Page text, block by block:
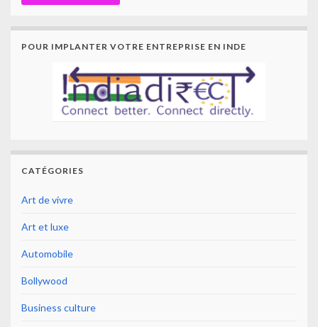
POUR IMPLANTER VOTRE ENTREPRISE EN INDE
CATÉGORIES
Art de vivre
Art et luxe
Automobile
Bollywood
Business culture